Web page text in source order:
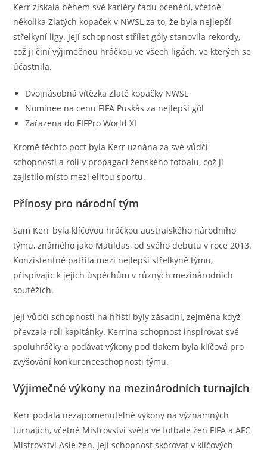
Kerr získala během své kariéry řadu ocenění, včetně
několika Zlatých kopaček v NWSL za to, že byla nejlepší
střelkyní ligy. Její schopnost střílet góly stanovila rekordy,
což ji činí výjimečnou hráčkou ve všech ligách, ve kterých se
účastnila.
Dvojnásobná vítězka Zlaté kopačky NWSL
Nominee na cenu FIFA Puskás za nejlepší gól
Zařazena do FIFPro World XI
Kromě těchto poct byla Kerr uznána za své vůdčí
schopnosti a roli v propagaci ženského fotbalu, což jí
zajistilo místo mezi elitou sportu.
Přínosy pro národní tým
Sam Kerr byla klíčovou hráčkou australského národního
týmu, známého jako Matildas, od svého debutu v roce 2013.
Konzistentně patřila mezi nejlepší střelkyně týmu,
přispívajíc k jejich úspěchům v různých mezinárodních
soutěžích.
Její vůdčí schopnosti na hřišti byly zásadní, zejména když
převzala roli kapitánky. Kerrina schopnost inspirovat své
spoluhráčky a podávat výkony pod tlakem byla klíčová pro
zvyšování konkurenceschopnosti týmu.
Výjimečné výkony na mezinárodních turnajích
Kerr podala nezapomenutelné výkony na významných
turnajích, včetně Mistrovství světa ve fotbale žen FIFA a AFC
Mistrovství Asie žen. Její schopnost skórovat v klíčových